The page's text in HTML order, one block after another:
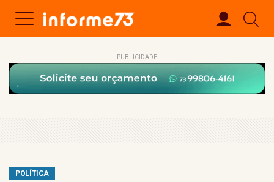
PUBLICIDADE
POLÍTICA